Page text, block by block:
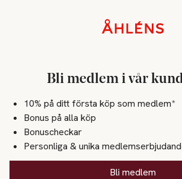
Bli medlem i vår
10% på ditt första köp som medlem*
Bonus på alla köp
Bonuscheckar
Personliga & unika
Bli medlem